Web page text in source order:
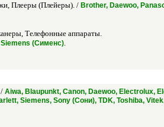
Плееры (Плейеры). / Brother, Daewoo,
Телефонные аппараты.
Siemens (Сименс).
Aiwa, Blaupunkt, Canon, Daewoo, Electrolux,
Siemens, Sony (Сони), TDK, Toshiba,